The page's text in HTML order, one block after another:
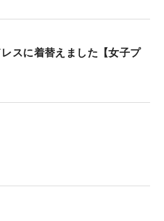
スに着替えました【女子プ